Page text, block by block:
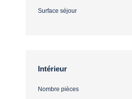
Surface séjour
Intérieur
Nombre pièces